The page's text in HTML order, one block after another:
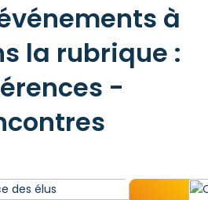
à
la rubrique :
-